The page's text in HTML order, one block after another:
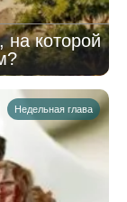
на которой
Недельная глава